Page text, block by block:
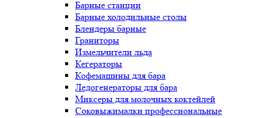
Барные станции
Барные холодильные столы
Блендеры барные
Граниторы
Измельчители льда
Кегераторы
Кофемашины для бара
Ледогенераторы для бара
Миксеры для молочных коктейлей
Соковыжималки профессиональные